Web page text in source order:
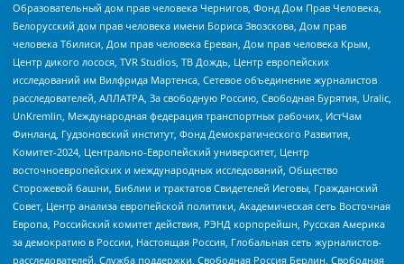
Образовательный дом прав человека Чернигов, Фонд Дом Прав Человека,
Белорусский дом прав человека имени Бориса Звозскова, Дом прав
человека Тбилиси, Дом прав человека Ереван, Дом прав человека Крым,
Центр дикого лосося, TVR Studios, ТВ Дождь, Центр европейских
исследований им Вилфрида Мартенса, Сетевое объединение журналистов
расследователей, АЛЛАТРА, За свободную Россию, Свободная Бурятия, Uralic,
UnKremlin, Международная федерация транспортных рабочих, ИстЧам
Финланд, Гудзоновский институт, Фонд Демократического Развития,
Комитет-2024, Центрально-Европейский университет, Центр
восточноевропейских и международных исследований, Общество
Сторожевой башни, Библии и трактатов Свидетелей Иеговы, Гражданский
Совет, Центр анализа европейской политики, Академическая сеть Восточная
Европа, Российский комитет действия, РЭНД корпорейшн, Русская Америка
за демократию в России, Настоящая Россия, Глобальная сеть журналистов-
расследователей, Служба поддержки, Свободная Россия Берлин, Свободная